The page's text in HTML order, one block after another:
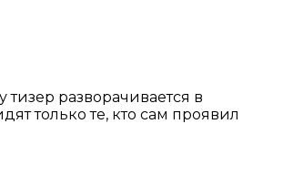
разворачивается в
только те, кто сам проявил